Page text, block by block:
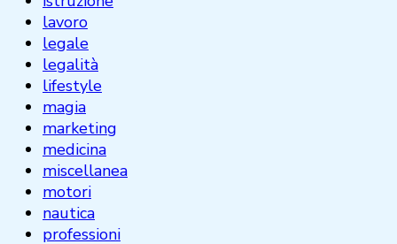
lavoro
legale
legalità
lifestyle
magia
marketing
medicina
miscellanea
motori
nautica
professioni